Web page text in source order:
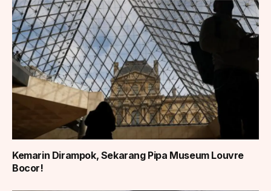
Kemarin Dirampok, Sekarang Pipa Museum Louvre
Bocor!